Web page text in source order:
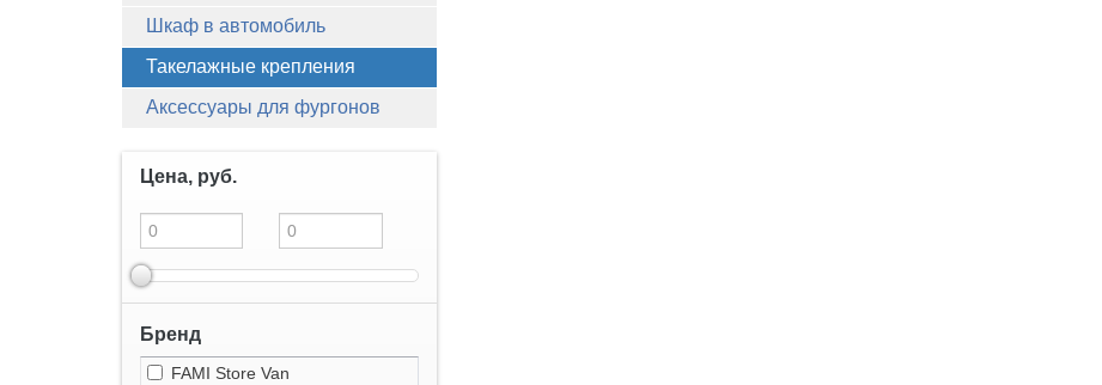
Шкаф в автомобиль
Такелажные крепления
Аксессуары для фургонов
Цена, руб.
Бренд
FAMI Store Van